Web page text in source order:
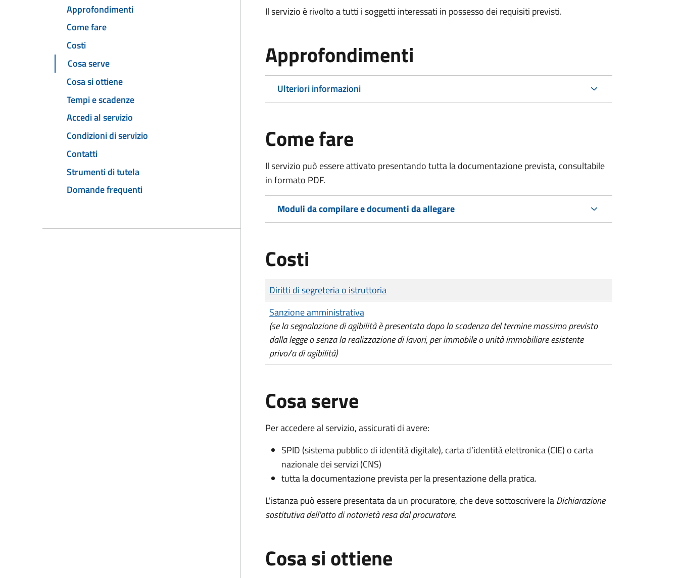
Approfondimenti
Come fare
Costi
Cosa serve
Cosa si ottiene
Tempi e scadenze
Accedi al servizio
Condizioni di servizio
Contatti
Strumenti di tutela
Domande frequenti
Il servizio è rivolto a tutti i soggetti interessati in possesso dei requisiti previsti.
Approfondimenti
Ulteriori informazioni
Come fare
Il servizio può essere attivato presentando tutta la documentazione prevista, consultabile
in formato PDF.
Moduli da compilare e documenti da allegare
Costi
Tipo di pagamento
Importo
Diritti di segreteria o istruttoria
Sanzione amministrativa
(se la segnalazione di agibilità è presentata dopo la scadenza del termine massimo previsto
dalla legge o senza la realizzazione di lavori, per immobile o unità immobiliare esistente
privo/a di agibilità)
Cosa serve
Per accedere al servizio, assicurati di avere:
SPID (sistema pubblico di identità digitale), carta d’identità elettronica (CIE) o carta
nazionale dei servizi (CNS)
tutta la documentazione prevista per la presentazione della pratica.
L'istanza può essere presentata da un procuratore, che deve sottoscrivere laDichiarazione
sostitutiva dell'atto di notorietà resa dal procuratore.
Cosa si ottiene